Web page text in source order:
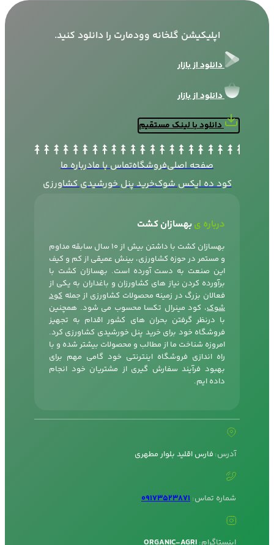
اپلیکیشن گلخانه وودمارت را دانلود کنید.
دانلود از بازار
دانلود از بازار
دانلود با لینک مستقیم
صفحه اصلیفروشگاهتماس با مادرباره ما
کود ده ایکس شوکخرید پنل خورشیدی کشاورزی
درباره یبهسازان کشت
بهسازان کشت با داشتن بیش از 10 سال سابقه مداوم
و مستمر در حوزه کشاورزی، بینش عمیقی از کم و کیف
این صنعت به دست آورده است. بهسازان کشت با
برآورده کردن نیاز های کشاورزان و باغداران به یکی از
فعالان بزرگ در زمینه محصولات کشاورزی از جمله کود
شوک، کود مینرال تکسا محسوب می شود. همچنین
با درنظر گرفتن بحران های کشور اقدام به تجهیز
فروشگاه خود برای خرید پنل خورشیدی کشاورزی کرد.
امروزه شناخت ما از مطالب و محصولات بیشتر شده و با
راه اندازی فروشگاه اینترنتی خود گامی مهم برای
بهبود فرآیند سفارش گیری از مشتریان خود انجام
داده ایم.
آدرس: فارس اقلید بلوار مطهری
شماره تماس: 09173523871